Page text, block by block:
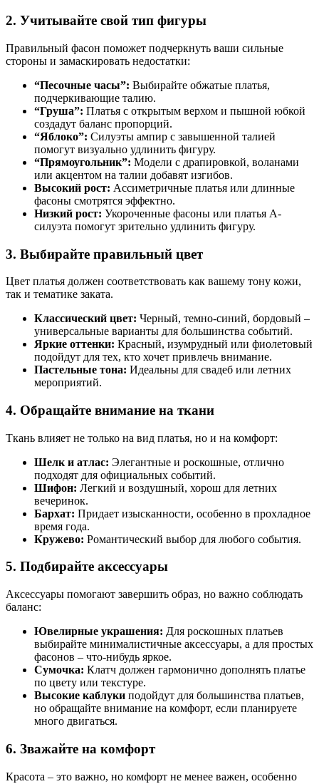
2. Учитывайте свой тип фигуры
Правильный фасон поможет подчеркнуть ваши сильные
стороны и замаскировать недостатки:
“Песочные часы”: Выбирайте обжатые платья,
подчеркивающие талию.
“Груша”: Платья с открытым верхом и пышной юбкой
создадут баланс пропорций.
“Яблоко”: Силуэты ампир с завышенной талией
помогут визуально удлинить фигуру.
“Прямоугольник”: Модели с драпировкой, воланами
или акцентом на талии добавят изгибов.
Высокий рост: Ассиметричные платья или длинные
фасоны смотрятся эффектно.
Низкий рост: Укороченные фасоны или платья А-
силуэта помогут зрительно удлинить фигуру.
3. Выбирайте правильный цвет
Цвет платья должен соответствовать как вашему тону кожи,
так и тематике заката.
Классический цвет: Черный, темно-синий, бордовый –
универсальные варианты для большинства событий.
Яркие оттенки: Красный, изумрудный или фиолетовый
подойдут для тех, кто хочет привлечь внимание.
Пастельные тона: Идеальны для свадеб или летних
мероприятий.
4. Обращайте внимание на ткани
Ткань влияет не только на вид платья, но и на комфорт:
Шелк и атлас: Элегантные и роскошные, отлично
подходят для официальных событий.
Шифон: Легкий и воздушный, хорош для летних
вечеринок.
Бархат: Придает изысканности, особенно в прохладное
время года.
Кружево: Романтический выбор для любого события.
5. Подбирайте аксессуары
Аксессуары помогают завершить образ, но важно соблюдать
баланс:
Ювелирные украшения: Для роскошных платьев
выбирайте минималистичные аксессуары, а для простых
фасонов – что-нибудь яркое.
Сумочка: Клатч должен гармонично дополнять платье
по цвету или текстуре.
Высокие каблуки подойдут для большинства платьев,
но обращайте внимание на комфорт, если планируете
много двигаться.
6. Зважайте на комфорт
Красота – это важно, но комфорт не менее важен, особенно